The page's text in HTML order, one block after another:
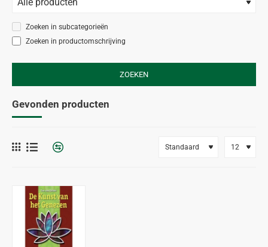
Zoeken in subcategorieën
Zoeken in productomschrijving
ZOEKEN
Gevonden producten